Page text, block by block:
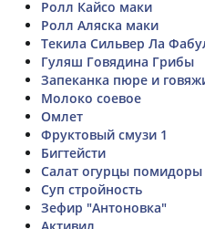
Ролл Кайсо маки
Ролл Аляска маки
Текила Сильвер Ла
Гуляш Говядина Грибы
Запеканка пюре и
Молоко соевое
Омлет
Фруктовый смузи 1
Бигтейсти
Салат огурцы помидоры
Суп стройность
Зефир "Антоновка"